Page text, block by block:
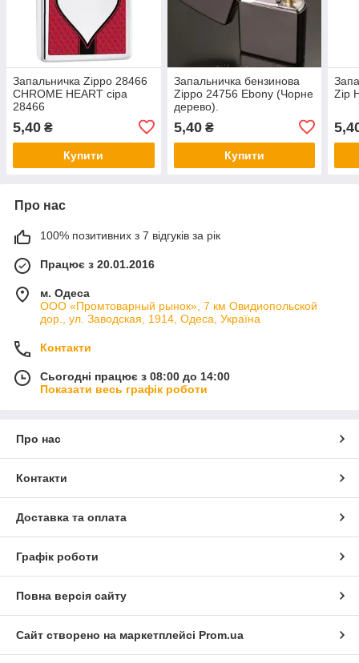
Запальничка Zippo 28466
CHROME HEART сіра
28466
5,40 ₴
Купити
Запальничка бензинова
Zippo 24756 Ebony (Чорне
дерево).
5,40₴
Купити
Zip
Про нас
100% позитивних з 7 відгуків за рік
Працює з 20.01.2016
м. Одеса
ООО «Промтоварный рынок», 7 км Овидиопольской
дор., ул. Заводская, 1914, Одеса, Україна
Контакти
Сьогодні працює з 08:00 до 14:00
Показати весь графік роботи
Про нас
Контакти
Доставка та оплата
Графік роботи
Повна версія сайту
Сайт створено на маркетплейсі Prom.ua